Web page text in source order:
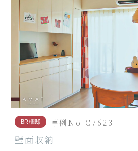
BR様邸 事例No.C7623
壁面収納